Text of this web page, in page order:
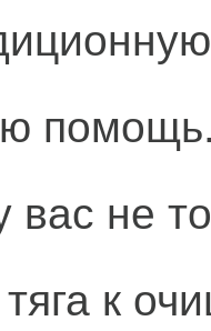
вас не
к